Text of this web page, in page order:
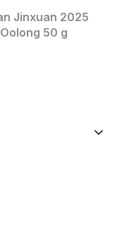
Jinxuan 2025
50 g